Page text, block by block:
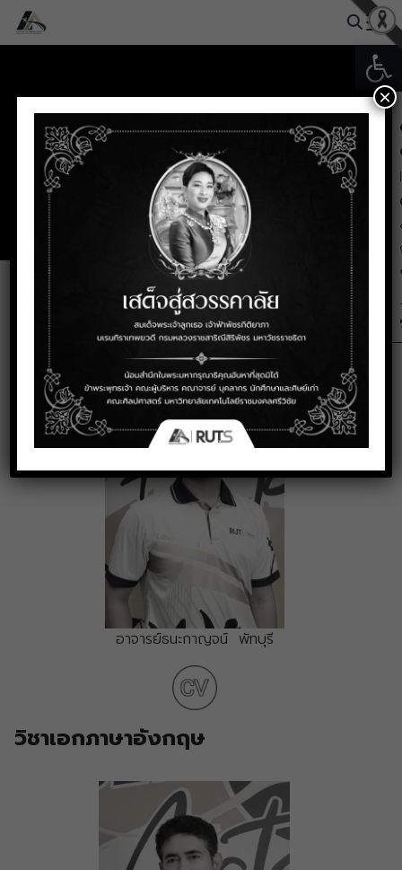
Skip
บุคลากรสาขาภาษาต่างประเทศ
ประธานหลักสูตรสาขาวิชาภาษาต่าง
ประเทศเพื่อการสื่อสาร
อาจารย์ธนะกาญจน์ พัทบุรี
วิชาเอกภาษาอังกฤษ
×